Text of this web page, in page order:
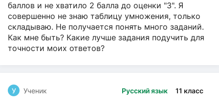
баллов и не хватило 2 балла до оценки "3". Я
совершенно не знаю таблицу умножения, только
складываю. Не получается понять много заданий.
Как мне быть? Какие лучше задания подучить для
точности моих ответов?
Русский язык 11 класс
У Ученик